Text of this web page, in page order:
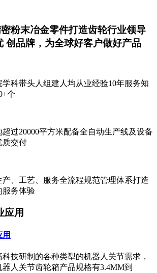
粉末冶金零件打造齿轮行业领导
创品牌，为全球好客户做好产品
科带头人组建 人均从业经验10年服务知
个
过20000平方米配备全自动生产线及设备
质交付
、工艺、服务全流程规范管理体系打造
服务体验
用
技研制的各种类型的机器人关节需求，
人关节齿轮箱产品规格有3.4MM到